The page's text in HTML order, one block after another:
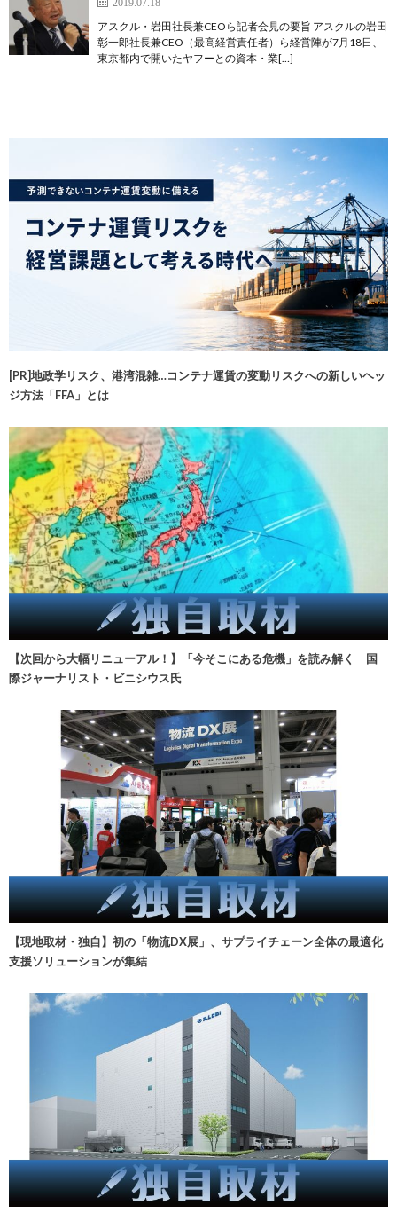
アスクル・岩田社長兼CEOら記者会見の要旨 アスクルの岩田
彰一郎社長兼CEO（最高経営責任者）ら経営陣が7月18日、
東京都内で開いたヤフーとの資本・業[…]
[PR]地政学リスク、港湾混雑…コンテナ運賃の変動リスクへの新しいヘッ
ジ方法「FFA」とは
【次回から大幅リニューアル！】「今そこにある危機」を読み解く 国
際ジャーナリスト・ビニシウス氏
【現地取材・独自】初の「物流DX展」、サプライチェーン全体の最適化
支援ソリューションが集結